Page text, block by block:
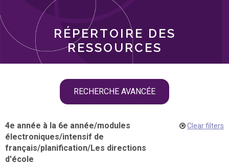
langue
RÉPERTOIRE DES
RESSOURCES
RECHERCHE AVANCÉE
4e année à la 6e année/modules
électroniques/intensif de
français/planification/Les directions
d'école
Clear filters